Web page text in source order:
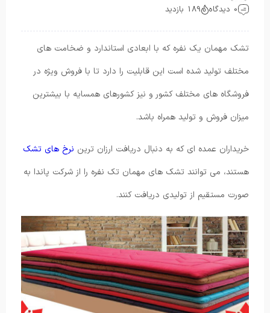
0 دیدگاه
189 بازدید
تشک مهمان یک نفره که با ابعادی استاندارد و ضخامت های
مختلف تولید شده است این قابلیت را دارد تا با فروش ویژه در
فروشگاه ‌های مختلف کشور و نیز کشورهای همسایه با بیشترین
میزان فروش و تولید همراه باشد.
خریداران عمده ای که به دنبال دریافت ارزان ترین نرخ های تشک
هستند، می توانند تشک های مهمان تک نفره را از شرکت پاندا به
صورت مستقیم از تولیدی دریافت کنند.